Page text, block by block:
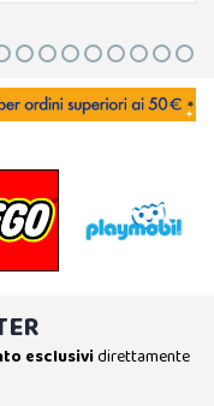
esclusividirettamente